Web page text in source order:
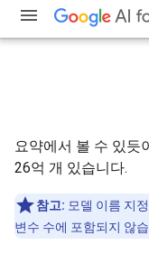
요약에서 볼 수 있듯
26억 개 있습니다.
참고: 모델 이름 지
변수 수에 포함되지 않